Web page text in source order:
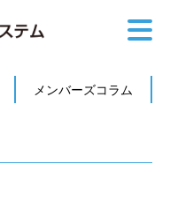
メンバーズコラム